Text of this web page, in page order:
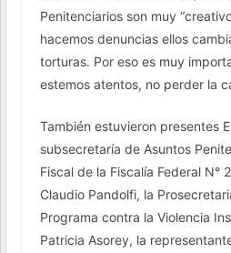
Penitenciarios son muy
hacemos denuncias ellos
torturas. Por eso es muy
estemos atentos, no perder la
También estuvieron presentes
subsecretaría de Asuntos
Fiscal de la Fiscalía Federal N°
Claudio Pandolfi, la
Programa contra la Violencia
Patricia Asorey, la